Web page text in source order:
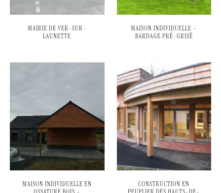
MAIRIE DE VER-SUR-
LAUNETTE
MAISON INDIVIDUELLE –
BARDAGE PRÉ-GRISÉ
MAISON INDIVIDUELLE EN
CONSTRUCTION EN